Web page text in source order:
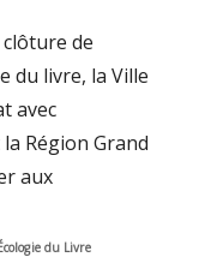
clôture de
du livre, la Ville
avec
Région Grand
aux
du Livre